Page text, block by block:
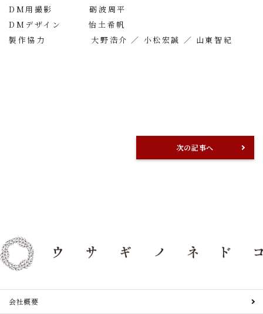
DM用撮影 砺波周平
DMデザイン 怡土希帆
製作協力 大野浩介 ／ 小松宏誠 ／ 山東智紀
次の記事へ
会社概要